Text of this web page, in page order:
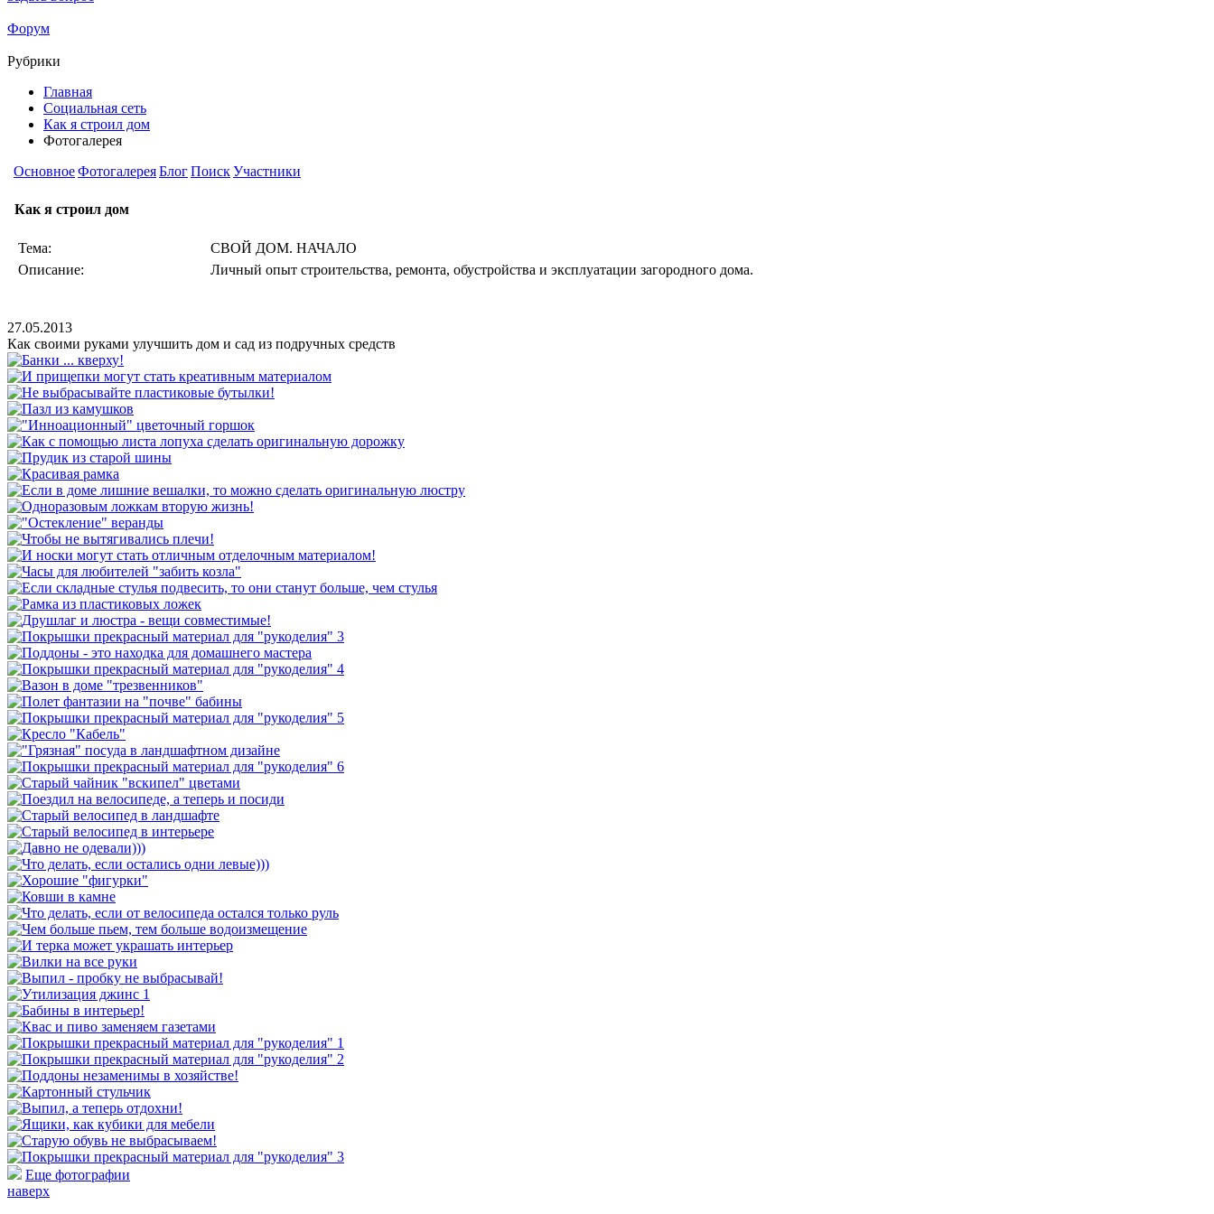
Форум
Рубрики
Главная
Социальная сеть
Как я строил дом
Фотогалерея
ОсновноеФотогалереяБлогПоискУчастники
Как я строил дом
Тема:
СВОЙ ДОМ. НАЧАЛО
Описание:
Личный опыт строительства, ремонта, обустройства и эксплуатации загородного дома.
27.05.2013
Как своими руками улучшить дом и сад из подручных средств
Еще фотографии
наверх